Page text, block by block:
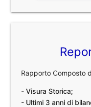
Rapporto Composto
- Visura Storica;
- Ultimi 3 anni di